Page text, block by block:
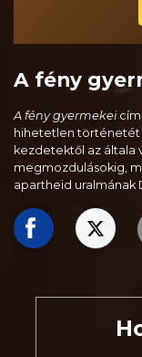
A fény
A fény gyermekei
hihetetlen történetét
kezdetektől az általa
megmozdulásokig,
apartheid uralmának